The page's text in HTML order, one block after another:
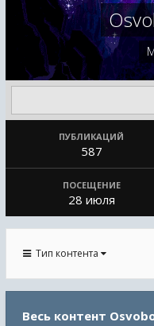
ПУБЛИКАЦИЙ
587
ПОСЕЩЕНИЕ
28 июля
Тип контента
Весь контент